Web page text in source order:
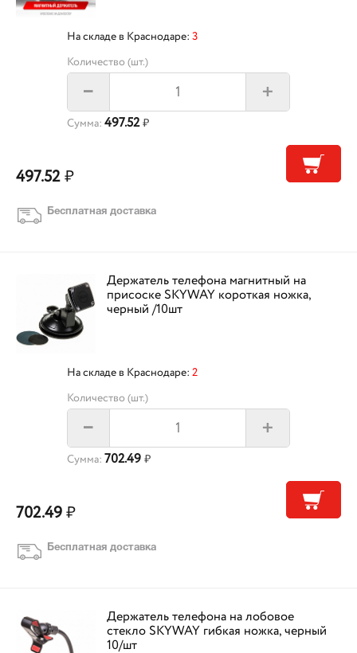
На складе в Краснодаре: 3
Количество (шт.)
– +
Сумма: 497.52₽
497.52₽
Бесплатная доставка
Держатель телефона магнитный на
присоске SKYWAY короткая ножка,
черный /10шт
На складе в Краснодаре: 2
Количество (шт.)
– +
Сумма: 702.49 ₽
702.49₽
Бесплатная доставка
Держатель телефона на лобовое
стекло SKYWAY гибкая ножка, черный
10/шт